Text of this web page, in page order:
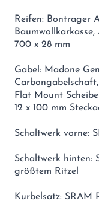
Reifen: Bontrager
Baumwollkarkasse,
700 x 28 mm
Gabel: Madone
Flat Mount
12 x 100 mm
Schaltwerk vorne:
Schaltwerk hinten:
größtem Ritzel
Kurbelsatz: SRAM